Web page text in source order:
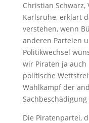
Christian Schwarz,
Karlsruhe, erklärt
verstehen, wenn
anderen Parteien
Politikwechsel
wir Piraten ja
politische
Wahlkampf der
Die Piratenpartei,